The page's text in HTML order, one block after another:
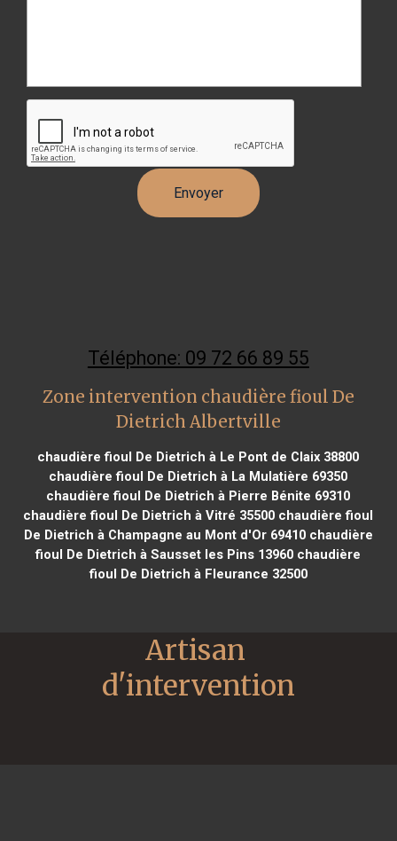
Téléphone: 09 72 66 89 55
Zone intervention chaudière fioul De
Dietrich Albertville
chaudière fioul De Dietrich à Le Pont de Claix 38800
chaudière fioul De Dietrich à La Mulatière 69350
chaudière fioul De Dietrich à Pierre Bénite 69310
chaudière fioul De Dietrich à Vitré 35500 chaudière fioul
De Dietrich à Champagne au Mont d'Or 69410chaudière
fioul De Dietrich à Sausset les Pins 13960 chaudière
fioul De Dietrich à Fleurance 32500
Artisan
d'intervention